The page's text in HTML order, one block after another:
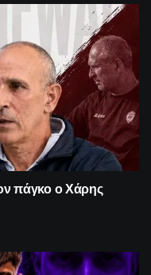
πάγκο ο Χάρης